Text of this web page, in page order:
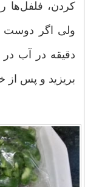
کردن، فلفل‌‌ها
دقیقه در آب
بریزید و پس